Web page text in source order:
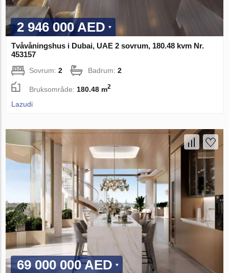
2 946 000 AED
Tvåvåningshus i Dubai, UAE 2 sovrum, 180.48 kvm Nr.
453157
Sovrum:2 Badrum:2
Bruksområde: 180.48 m2
Lazudi
69 000 000 AED